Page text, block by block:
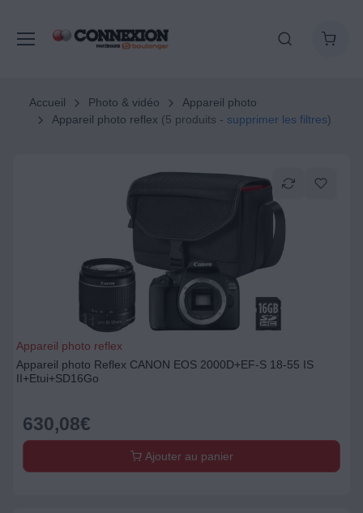
Accueil Photo & vidéo
Appareil photo
Appareil photo reflex (5 produits - supprimer les filtres)
Appareil photo reflex
Appareil photo Reflex CANON EOS 2000D+EF-S 18-55 IS
II+Etui+SD16Go
630,08€
Ajouter au panier